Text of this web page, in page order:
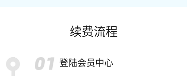
续费流程
登陆会员中心